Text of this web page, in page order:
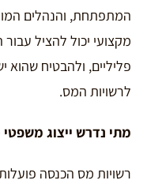
המתפתחת, והנהלים
מקצועי יכול להציל
פליליים, ולהבטיח
לרשויות המס.
מתי נדרש ייצוג
רשויות מס הכנסה